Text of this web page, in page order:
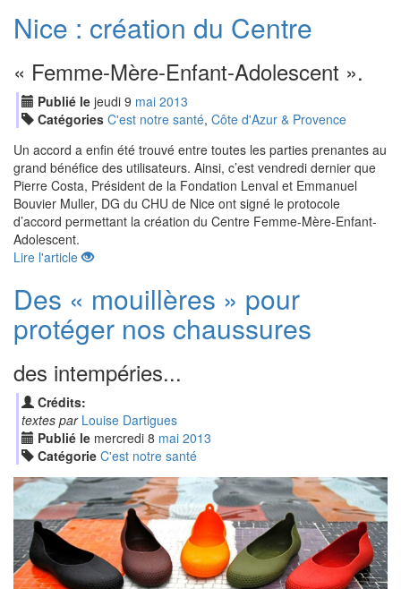
Nice : création du Centre
« Femme-Mère-Enfant-Adolescent ».
Publié le jeudi 9 mai 2013
Catégories C'est notre santé, Côte d'Azur & Provence
Un accord a enfin été trouvé entre toutes les parties prenantes au
grand bénéfice des utilisateurs. Ainsi, c’est vendredi dernier que
Pierre Costa, Président de la Fondation Lenval et Emmanuel
Bouvier Muller, DG du CHU de Nice ont signé le protocole
d’accord permettant la création du Centre Femme-Mère-Enfant-
Adolescent.
Lire l'article
Des « mouillères » pour
protéger nos chaussures
des intempéries...
Crédits:
textes par Louise Dartigues
Publié le mercredi 8 mai 2013
Catégorie C'est notre santé